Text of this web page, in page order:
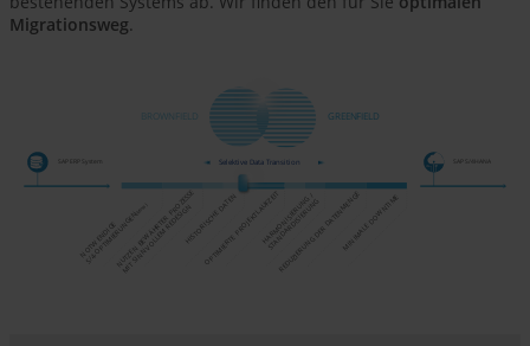
Migrationsweg.
SAP ERP System
HISTORISCHE DATEN
NUTZEN BEWÄHRTER PROZESSE
MIT SINNVOLLEM REDESIGN
NOTWENDIGE
S/4-OPTIMIERUNGEN
(Muss) MINIMALE DOWNTIME
REDUZIERUNG DER DATENMENGE
HARMONISIERUNG /
STANDARDISIERUNG
OPTIMIERTE PROJEKTLAUFZEIT
BROWNFIELD GREENFIELD
Selektive Data Transition